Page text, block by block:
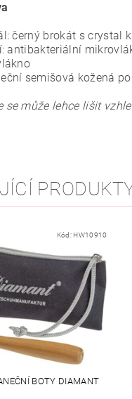
černý brokát s crystal
antibakteriální
semišová kožená
se může lehce lišit
Kód: HW10910
BOTY DIAMANT